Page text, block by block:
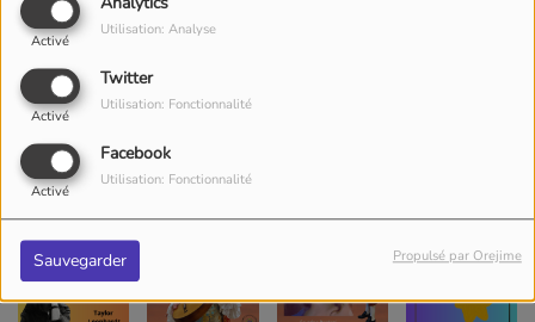
Activé
Utilisation: Analyse
Twitter
Activé
Utilisation: Fonctionnalité
Facebook
Activé
Utilisation: Fonctionnalité
Sauvegarder Propulsé par Orejime